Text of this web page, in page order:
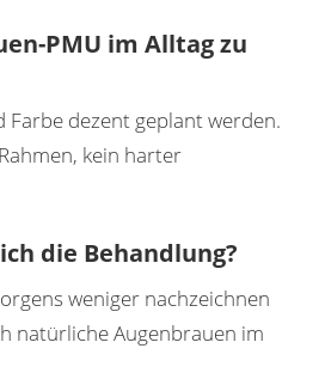
PMU im Alltag zu
Farbe dezent geplant werden.
kein harter
die Behandlung?
weniger nachzeichnen
natürliche Augenbrauen im